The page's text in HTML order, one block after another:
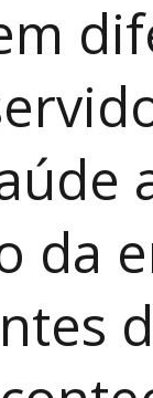
da